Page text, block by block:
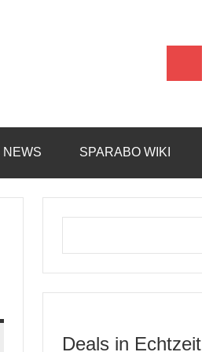
NEWS SPARABO WIKI
Deals in Echtzeit